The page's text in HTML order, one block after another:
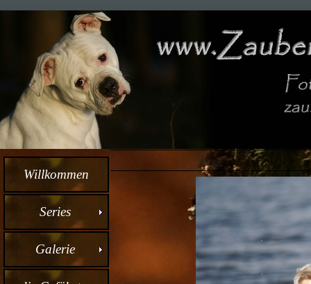
Willkommen
Series
Galerie